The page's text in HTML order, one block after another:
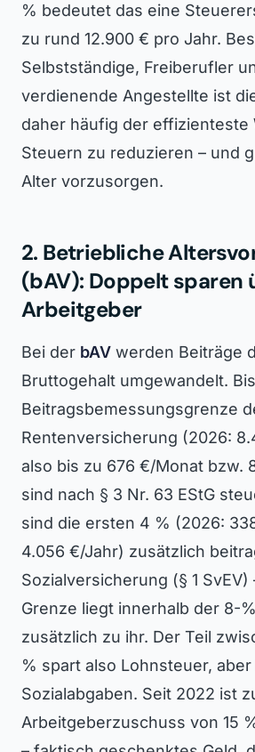
% bedeutet das eine
zu rund 12.900 € pro Jahr.
Selbstständige, Freiberufler
verdienende Angestellte ist
daher häufig der effizienteste
Steuern zu reduzieren – und
Alter vorzusorgen.
2. Betriebliche
(bAV): Doppelt sparen
Arbeitgeber
Bei der bAV werden Beiträge
Bruttogehalt umgewandelt.
Beitragsbemessungsgrenze
Rentenversicherung (2026:
also bis zu 676 €/Monat bzw.
sind nach § 3 Nr. 63 EStG
sind die ersten 4 % (2026:
4.056 €/Jahr) zusätzlich
Sozialversicherung (§ 1
Grenze liegt innerhalb der 8-
zusätzlich zu ihr. Der Teil
% spart also Lohnsteuer,
Sozialabgaben. Seit 2022 ist
Arbeitgeberzuschuss von 15